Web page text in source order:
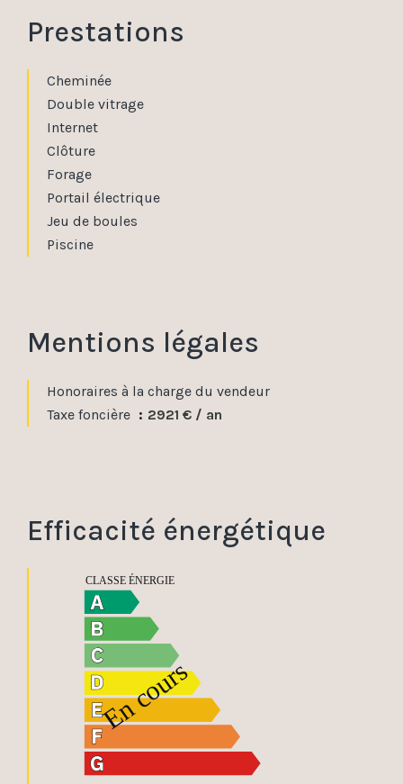
Prestations
Cheminée
Double vitrage
Internet
Clôture
Forage
Portail électrique
Jeu de boules
Piscine
Mentions légales
Honoraires à la charge du vendeur
Taxe foncière
2921 € / an
Efficacité énergétique